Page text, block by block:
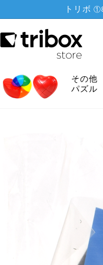
トリボ ①
その他
パズル